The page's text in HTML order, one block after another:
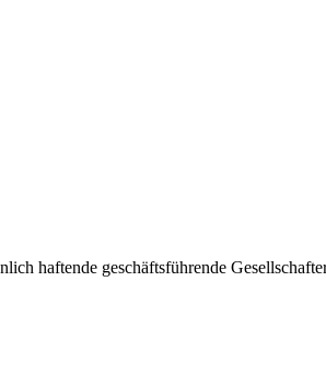
haftende geschäftsführende